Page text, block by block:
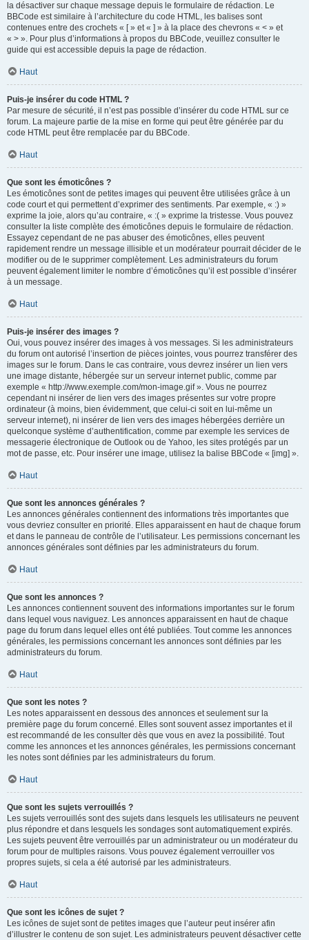
la désactiver sur chaque message depuis le formulaire de rédaction. Le
BBCode est similaire à l’architecture du code HTML, les balises sont
contenues entre des crochets « [ » et « ] » à la place des chevrons « < » et
« > ». Pour plus d’informations à propos du BBCode, veuillez consulter le
guide qui est accessible depuis la page de rédaction.
Haut
Puis-je insérer du code HTML ?
Par mesure de sécurité, il n’est pas possible d’insérer du code HTML sur ce
forum. La majeure partie de la mise en forme qui peut être générée par du
code HTML peut être remplacée par du BBCode.
Haut
Que sont les émoticônes ?
Les émoticônes sont de petites images qui peuvent être utilisées grâce à un
code court et qui permettent d’exprimer des sentiments. Par exemple, « :) »
exprime la joie, alors qu’au contraire, « :( » exprime la tristesse. Vous pouvez
consulter la liste complète des émoticônes depuis le formulaire de rédaction.
Essayez cependant de ne pas abuser des émoticônes, elles peuvent
rapidement rendre un message illisible et un modérateur pourrait décider de le
modifier ou de le supprimer complètement. Les administrateurs du forum
peuvent également limiter le nombre d’émoticônes qu’il est possible d’insérer
à un message.
Haut
Puis-je insérer des images ?
Oui, vous pouvez insérer des images à vos messages. Si les administrateurs
du forum ont autorisé l’insertion de pièces jointes, vous pourrez transférer des
images sur le forum. Dans le cas contraire, vous devrez insérer un lien vers
une image distante, hébergée sur un serveur internet public, comme par
exemple « http://www.exemple.com/mon-image.gif ». Vous ne pourrez
cependant ni insérer de lien vers des images présentes sur votre propre
ordinateur (à moins, bien évidemment, que celui-ci soit en lui-même un
serveur internet), ni insérer de lien vers des images hébergées derrière un
quelconque système d’authentification, comme par exemple les services de
messagerie électronique de Outlook ou de Yahoo, les sites protégés par un
mot de passe, etc. Pour insérer une image, utilisez la balise BBCode « [img] ».
Haut
Que sont les annonces générales ?
Les annonces générales contiennent des informations très importantes que
vous devriez consulter en priorité. Elles apparaissent en haut de chaque forum
et dans le panneau de contrôle de l’utilisateur. Les permissions concernant les
annonces générales sont définies par les administrateurs du forum.
Haut
Que sont les annonces ?
Les annonces contiennent souvent des informations importantes sur le forum
dans lequel vous naviguez. Les annonces apparaissent en haut de chaque
page du forum dans lequel elles ont été publiées. Tout comme les annonces
générales, les permissions concernant les annonces sont définies par les
administrateurs du forum.
Haut
Que sont les notes ?
Les notes apparaissent en dessous des annonces et seulement sur la
première page du forum concerné. Elles sont souvent assez importantes et il
est recommandé de les consulter dès que vous en avez la possibilité. Tout
comme les annonces et les annonces générales, les permissions concernant
les notes sont définies par les administrateurs du forum.
Haut
Que sont les sujets verrouillés ?
Les sujets verrouillés sont des sujets dans lesquels les utilisateurs ne peuvent
plus répondre et dans lesquels les sondages sont automatiquement expirés.
Les sujets peuvent être verrouillés par un administrateur ou un modérateur du
forum pour de multiples raisons. Vous pouvez également verrouiller vos
propres sujets, si cela a été autorisé par les administrateurs.
Haut
Que sont les icônes de sujet ?
Les icônes de sujet sont de petites images que l’auteur peut insérer afin
d’illustrer le contenu de son sujet. Les administrateurs peuvent désactiver cette